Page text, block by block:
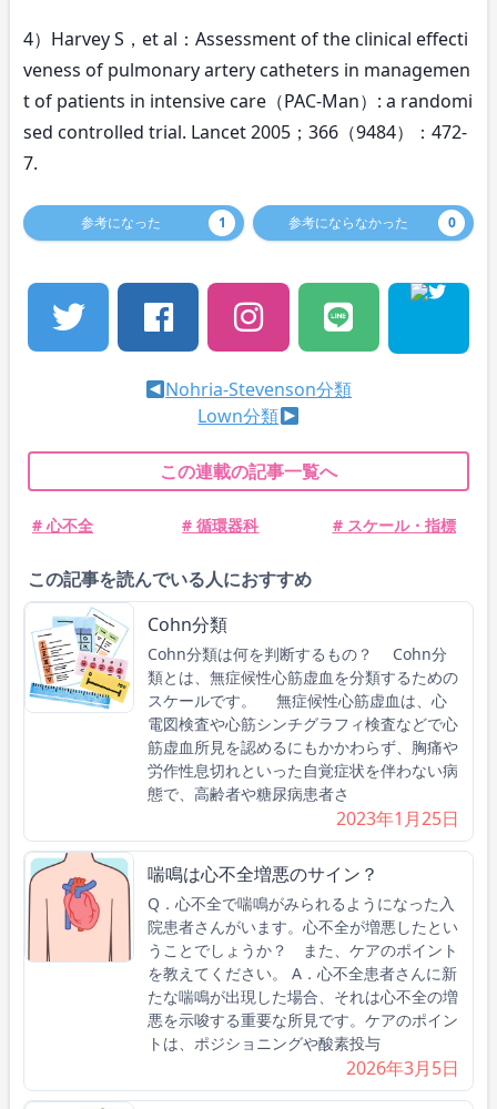
4）Harvey S，et al：Assessment of the clinical effecti
veness of pulmonary artery catheters in managemen
t of patients in intensive care（PAC-Man）: a randomi
sed controlled trial. Lancet 2005；366（9484）：472-
7.
参考になった 1 参考にならなかった 0
Nohria-Stevenson分類
Lown分類
この連載の記事一覧へ
# 心不全 # 循環器科 # スケール・指標
この記事を読んでいる人におすすめ
Cohn分類
Cohn分類は何を判断するもの？ Cohn分
類とは、無症候性心筋虚血を分類するための
スケールです。 無症候性心筋虚血は、心
電図検査や心筋シンチグラフィ検査などで心
筋虚血所見を認めるにもかかわらず、胸痛や
労作性息切れといった自覚症状を伴わない病
態で、高齢者や糖尿病患者さ
2023年1月25日
喘鳴は心不全増悪のサイン？
Q．心不全で喘鳴がみられるようになった入
院患者さんがいます。心不全が増悪したとい
うことでしょうか？ また、ケアのポイント
を教えてください。 A．心不全患者さんに新
たな喘鳴が出現した場合、それは心不全の増
悪を示唆する重要な所見です。ケアのポイン
トは、ポジショニングや酸素投与
2026年3月5日